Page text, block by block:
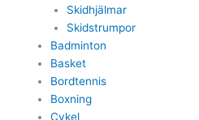
Skidhjälmar
Skidstrumpor
Badminton
Basket
Bordtennis
Boxning
Cykel